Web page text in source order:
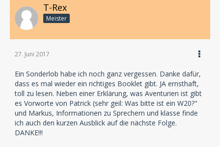
T-Rex
Meister
27. Juni 2017
Ein Sonderlob habe ich noch ganz vergessen. Danke dafür,
dass es mal wieder ein richtiges Booklet gibt. JA ernsthaft,
toll zu lesen. Neben einer Erklärung, was Aventurien ist gibt
es Vorworte von Patrick (sehr geil: Was bitte ist ein W20?"
und Markus, Informationen zu Sprechern und klasse finde
ich auch den kurzen Ausblick auf die nächste Folge.
DANKE!!!